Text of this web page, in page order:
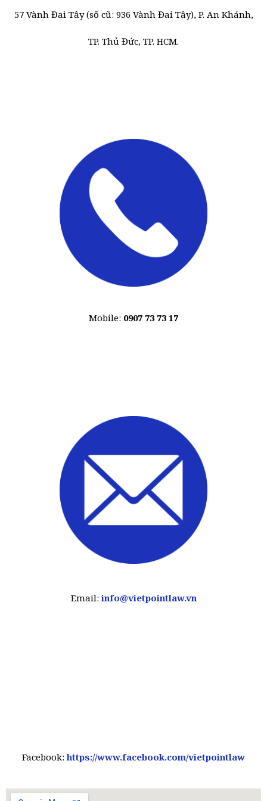
57 Vành Đai Tây (số cũ: 936 Vành Đai Tây), P. An Khánh,
TP. Thủ Đức, TP. HCM.
Mobile: 0907 73 73 17
Email:info@vietpointlaw.vn
Facebook:https://www.facebook.com/vietpointlaw